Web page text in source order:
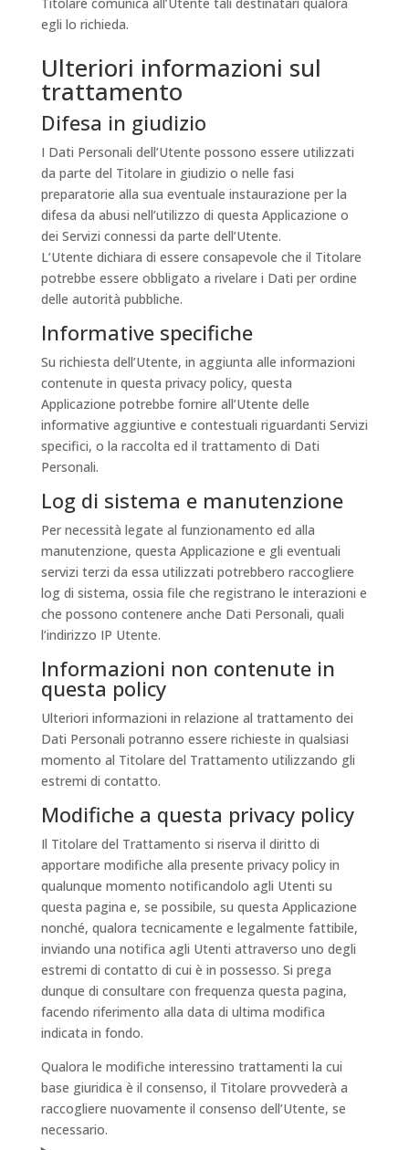
egli lo richieda.
Ulteriori informazioni sul
trattamento
Difesa in giudizio
I Dati Personali dell’Utente possono essere utilizzati
da parte del Titolare in giudizio o nelle fasi
preparatorie alla sua eventuale instaurazione per la
difesa da abusi nell’utilizzo di questa Applicazione o
dei Servizi connessi da parte dell’Utente.
L’Utente dichiara di essere consapevole che il Titolare
potrebbe essere obbligato a rivelare i Dati per ordine
delle autorità pubbliche.
Informative specifiche
Su richiesta dell’Utente, in aggiunta alle informazioni
contenute in questa privacy policy, questa
Applicazione potrebbe fornire all’Utente delle
informative aggiuntive e contestuali riguardanti Servizi
specifici, o la raccolta ed il trattamento di Dati
Personali.
Log di sistema e manutenzione
Per necessità legate al funzionamento ed alla
manutenzione, questa Applicazione e gli eventuali
servizi terzi da essa utilizzati potrebbero raccogliere
log di sistema, ossia file che registrano le interazioni e
che possono contenere anche Dati Personali, quali
l’indirizzo IP Utente.
Informazioni non contenute in
questa policy
Ulteriori informazioni in relazione al trattamento dei
Dati Personali potranno essere richieste in qualsiasi
momento al Titolare del Trattamento utilizzando gli
estremi di contatto.
Modifiche a questa privacy policy
Il Titolare del Trattamento si riserva il diritto di
apportare modifiche alla presente privacy policy in
qualunque momento notificandolo agli Utenti su
questa pagina e, se possibile, su questa Applicazione
nonché, qualora tecnicamente e legalmente fattibile,
inviando una notifica agli Utenti attraverso uno degli
estremi di contatto di cui è in possesso. Si prega
dunque di consultare con frequenza questa pagina,
facendo riferimento alla data di ultima modifica
indicata in fondo.
Qualora le modifiche interessino trattamenti la cui
base giuridica è il consenso, il Titolare provvederà a
raccogliere nuovamente il consenso dell’Utente, se
necessario.